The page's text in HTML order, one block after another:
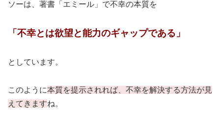
ソーは、著書「エミール」で不幸の本質を
「不幸とは欲望と能力のギャップである」
としています。
このように本質を提示されれば、不幸を解決する方法が見
えてきますね。